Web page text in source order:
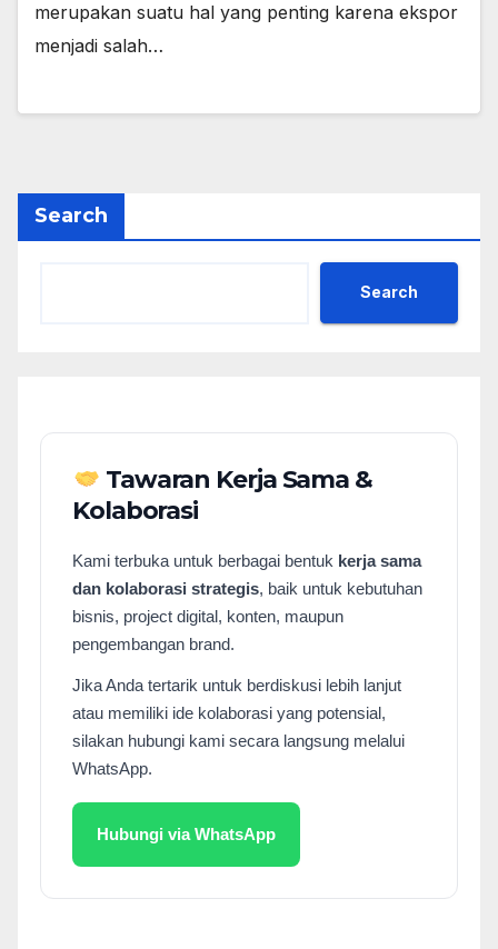
merupakan suatu hal yang penting karena ekspor
menjadi salah…
Search
Search
Tawaran Kerja Sama &
Kolaborasi
Kami terbuka untuk berbagai bentuk kerja sama
dan kolaborasi strategis, baik untuk kebutuhan
bisnis, project digital, konten, maupun
pengembangan brand.
Jika Anda tertarik untuk berdiskusi lebih lanjut
atau memiliki ide kolaborasi yang potensial,
silakan hubungi kami secara langsung melalui
WhatsApp.
Hubungi via WhatsApp